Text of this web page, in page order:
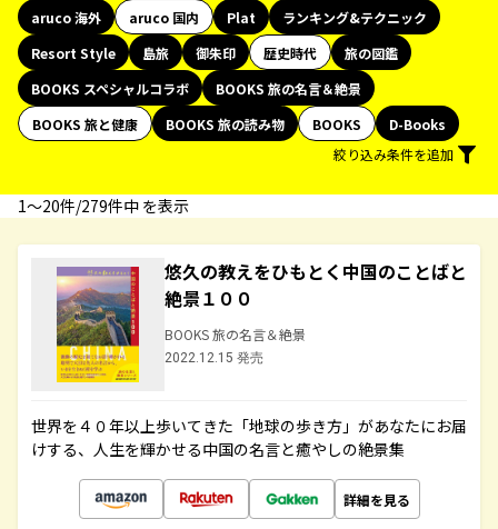
aruco 海外
aruco 国内 Plat
ランキング&テクニック
Resort Style
島旅 御朱印 歴史時代
旅の図鑑
BOOKS スペシャルコラボ
BOOKS 旅の名言＆絶景
BOOKS 旅と健康
BOOKS 旅の読み物 BOOKS
D-Books
絞り込み条件を追加
1〜20件/279件中 を表示
悠久の教えをひもとく中国のことばと
絶景１００
BOOKS 旅の名言＆絶景
2022.12.15 発売
世界を４０年以上歩いてきた「地球の歩き方」があなたにお届
けする、人生を輝かせる中国の名言と癒やしの絶景集
詳細を見る